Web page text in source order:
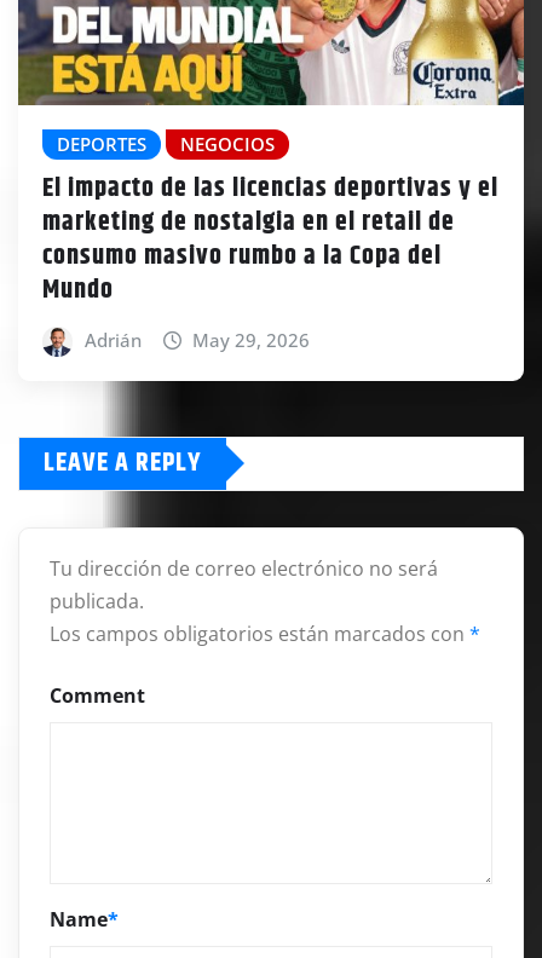
DEPORTES NEGOCIOS
El impacto de las licencias deportivas y el
marketing de nostalgia en el retail de
consumo masivo rumbo a la Copa del
Mundo
Adrián May 29, 2026
LEAVE A REPLY
Tu dirección de correo electrónico no será
publicada.
Los campos obligatorios están marcados con *
Comment
Name*